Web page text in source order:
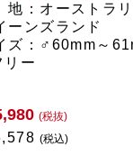
：オーストラ
ーンズランド
ズ：♂60mm～
ー
(税抜)
(税込)